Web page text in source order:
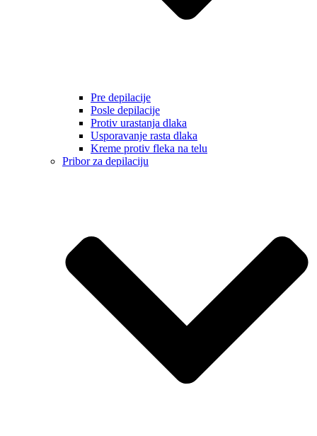
Pre depilacije
Posle depilacije
Protiv urastanja dlaka
Usporavanje rasta dlaka
Kreme protiv fleka na telu
Pribor za depilaciju